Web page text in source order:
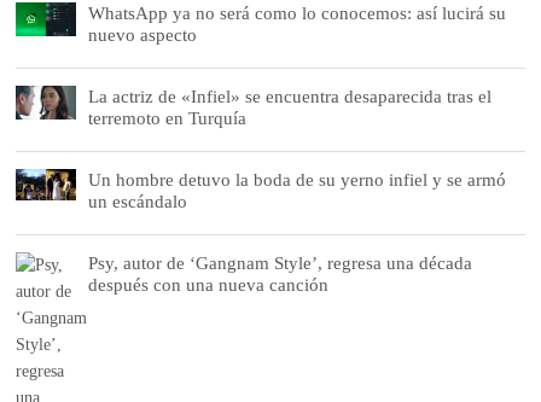
WhatsApp ya no será como lo conocemos: así lucirá su
nuevo aspecto
La actriz de «Infiel» se encuentra desaparecida tras el
terremoto en Turquía
Un hombre detuvo la boda de su yerno infiel y se armó
un escándalo
Psy, autor de ‘Gangnam Style’, regresa una década
después con una nueva canción